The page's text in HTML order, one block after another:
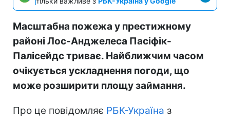
Масштабна пожежа у престижному
районі Лос-Анджелеса Пасіфік-
Палісейдс триває. Найближчим часом
очікується ускладнення погоди, що
може розширити площу займання.
Про це повідомляє РБК-Україна з